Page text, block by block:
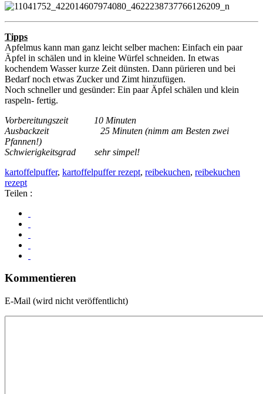
Tipps
Apfelmus kann man ganz leicht selber machen: Einfach ein paar
Äpfel in schälen und in kleine Würfel schneiden. In etwas
kochendem Wasser kurze Zeit dünsten. Dann pürieren und bei
Bedarf noch etwas Zucker und Zimt hinzufügen.
Noch schneller und gesünder: Ein paar Äpfel schälen und klein
raspeln- fertig.
Vorbereitungszeit 10 Minuten
Ausbackzeit 25 Minuten (nimm am Besten zwei
Pfannen!)
Schwierigkeitsgrad sehr simpel!
kartoffelpuffer, kartoffelpuffer rezept, reibekuchen, reibekuchen
rezept
Teilen :
Kommentieren
E-Mail (wird nicht veröffentlicht)